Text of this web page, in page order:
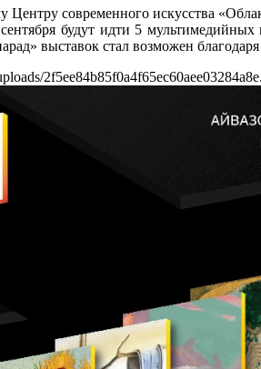
Центру современного искусства
будут идти 5
выставок стал возможен